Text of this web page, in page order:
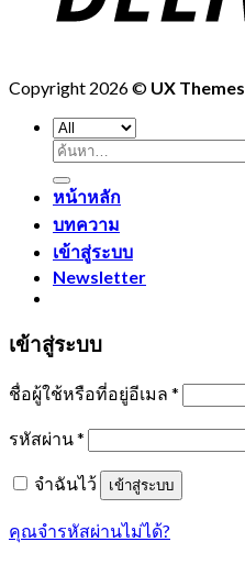
Copyright 2026 © UX Themes
ค้นหา:
หน้าหลัก
บทความ
เข้าสู่ระบบ
Newsletter
เข้าสู่ระบบ
ชื่อผู้ใช้หรือที่อยู่อีเมล *
รหัสผ่าน*
จำฉันไว้ เข้าสู่ระบบ
คุณจำรหัสผ่านไม่ได้?